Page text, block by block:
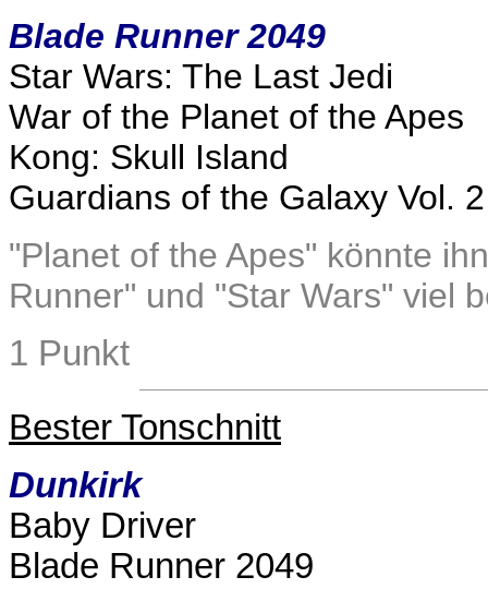
Blade Runner 2049
Star Wars: The Last Jedi
War of the Planet of the Apes
Kong: Skull Island
Guardians of the Galaxy Vol. 2
"Planet of the Apes" könnte
Runner" und "Star Wars" viel
1 Punkt
Bester Tonschnitt
Dunkirk
Baby Driver
Blade Runner 2049